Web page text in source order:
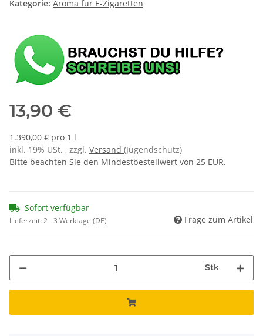
Kategorie: Aroma für E-Zigaretten
13,90 €
1.390,00 € pro 1 l
inkl. 19% USt. , zzgl. Versand (Jugendschutz)
Bitte beachten Sie den Mindestbestellwert von 25 EUR.
Sofort verfügbar
Lieferzeit:2 - 3 Werktage (DE) Frage zum Artikel
Stk